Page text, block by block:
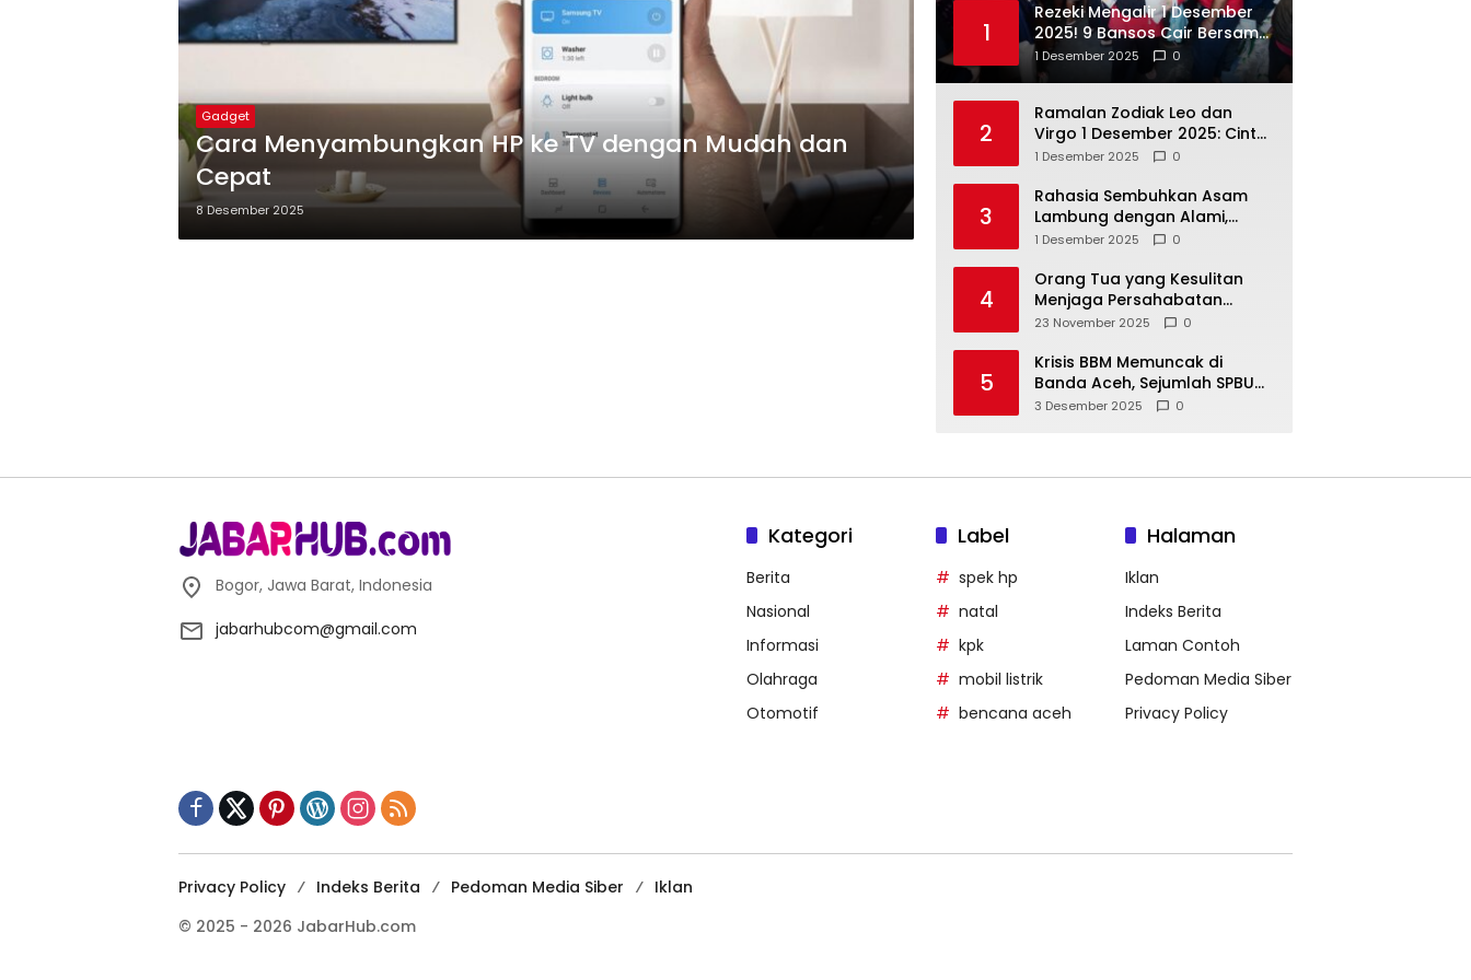
Gadget
Cara Menyambungkan HP ke TV dengan Mudah dan
Cepat
8 Desember 2025
1
Rezeki Mengalir 1 Desember
2025! 9 Bansos Cair Bersama:
PKH, BPNT, dan KKS Mandiri
Double
1 Desember 2025 0
2
Ramalan Zodiak Leo dan
Virgo 1 Desember 2025: Cinta,
Karir, Kesehatan, dan
1 Desember 2025 0
3
Rahasia Sembuhkan Asam
Lambung dengan Alami,
Nomor 4 Disalahpahami
1 Desember 2025 0
4
Orang Tua yang Kesulitan
Menjaga Persahabatan
Biasanya Lakukan 8 Hal Ini
23 November 2025 0
5
Krisis BBM Memuncak di
Banda Aceh, Sejumlah SPBU
Tutup Total
3 Desember 2025 0
Bogor, Jawa Barat, Indonesia
jabarhubcom@gmail.com
Kategori
Berita
Nasional
Informasi
Olahraga
Otomotif
Label
spek hp
natal
kpk
mobil listrik
bencana aceh
Halaman
Iklan
Indeks Berita
Laman Contoh
Pedoman Media Siber
Privacy Policy
Privacy Policy Indeks Berita Pedoman Media Siber
Iklan
© 2025 - 2026 JabarHub.com